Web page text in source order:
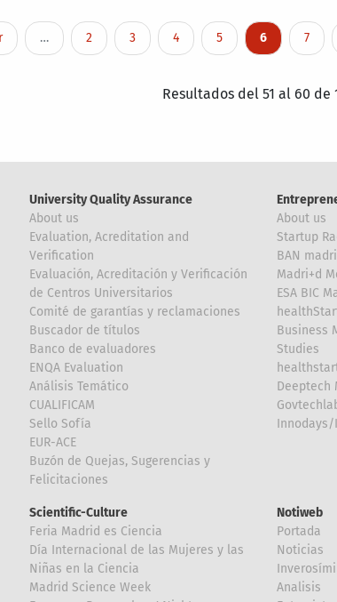
… Page
2 Page
3 Page
4 Page
5 Current page
6 Page
7
Resultados del 51 al 60 de
University Quality Assurance
About us
Evaluation, Acreditation and
Verification
Evaluación, Acreditación y Verificación
de Centros Universitarios
Comité de garantías y reclamaciones
Buscador de títulos
Banco de evaluadores
ENQA Evaluation
Análisis Temático
CUALIFICAM
Sello Sofía
EUR-ACE
Buzón de Quejas, Sugerencias y
Felicitaciones
About us
Startup
BAN
Madri+d
ESA BIC
Business
Studies
Deeptech
Innodays/
Scientific-Culture
Feria Madrid es Ciencia
Día Internacional de las Mujeres y las
Niñas en la Ciencia
Madrid Science Week
Notiweb
Portada
Noticias
Analisis